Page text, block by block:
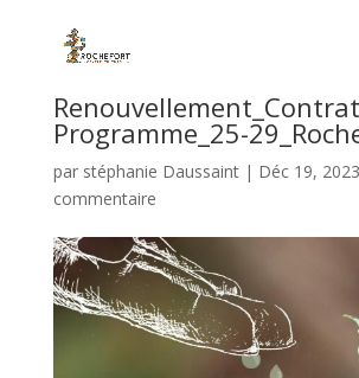
Programme_25-
par stéphanie Daussaint| Déc 19, 2023
commentaire